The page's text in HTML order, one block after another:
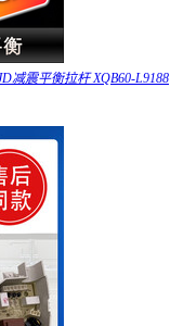
减震平衡拉杆 XQB60-L9188